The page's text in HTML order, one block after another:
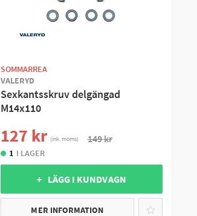
SOMMARREA
VALERYD
Sexkantsskruv delgängad
M14x110
127 kr (ink. moms) 149 kr
1 I LAGER
+ LÄGG I KUNDVAGN
MER INFORMATION